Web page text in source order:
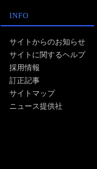
INFO
サイトからのお知らせ
サイトに関するヘルプ
採用情報
訂正記事
サイトマップ
ニュース提供社